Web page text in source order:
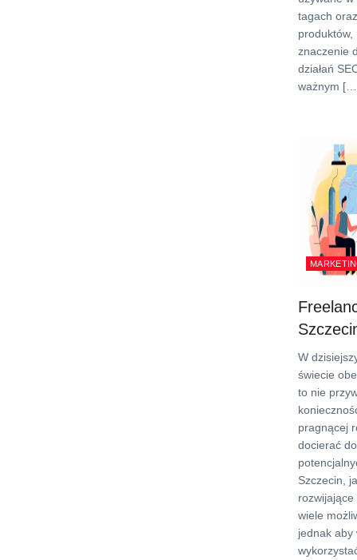
tagach
znaczenie
działań
ważnym
W
świecie
to nie
pragnącej
docierać
Szczecin,
wiele
jednak aby